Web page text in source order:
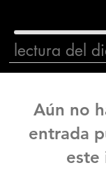
lectura del
Aún no
entrada
este